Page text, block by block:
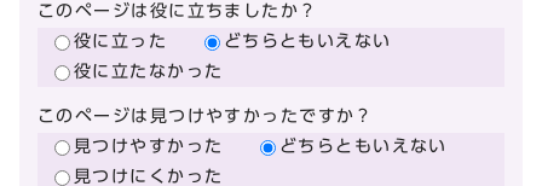
このページは役に立ちましたか？
役に立った
どちらともいえない
役に立たなかった
このページは見つけやすかったですか？
見つけやすかった
どちらともいえない
見つけにくかった